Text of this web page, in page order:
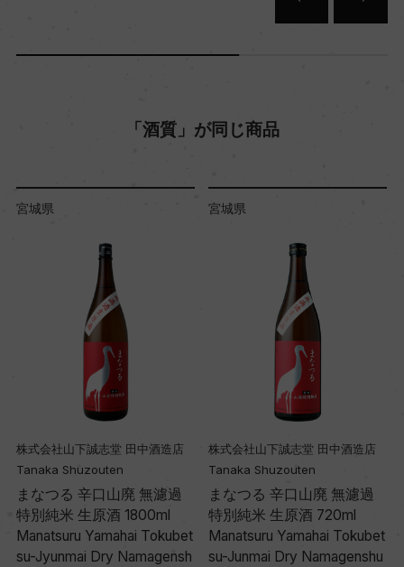
「酒質」が同じ商品
宮城県
株式会社山下誠志堂 田中酒造店
Tanaka Shuzouten
まなつる 辛口山廃 無濾過
特別純米 生原酒 1800ml
Manatsuru Yamahai Tokubet
su-Jyunmai Dry Namagensh
宮城県
株式会社山下誠志堂 田中酒造店
Tanaka Shuzouten
まなつる 辛口山廃 無濾過
特別純米 生原酒 720ml
Manatsuru Yamahai Tokubet
su-Junmai Dry Namagenshu